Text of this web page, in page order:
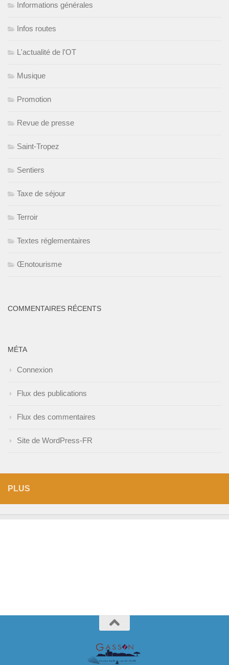
Informations générales
Infos routes
L'actualité de l'OT
Musique
Promotion
Revue de presse
Saint-Tropez
Sentiers
Taxe de séjour
Terroir
Textes réglementaires
Œnotourisme
COMMENTAIRES RÉCENTS
MÉTA
Connexion
Flux des publications
Flux des commentaires
Site de WordPress-FR
PLUS